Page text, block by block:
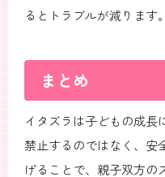
るとトラブルが減ります。
まとめ
イタズラは子どもの成長
禁止するのではなく、安
げることで、親子双方の